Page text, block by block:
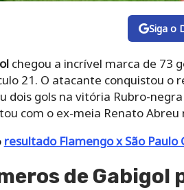
Siga o
chegou a incrível marca de 73
21. O atacante conquistou o
dois gols na vitória Rubro-
com o ex-meia Renato Abreu
resultado Flamengo x São Paulo
de Gabigol